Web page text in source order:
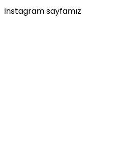
Instagram sayfamız